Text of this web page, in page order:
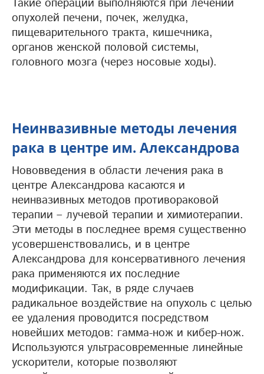
Такие операции выполняются при лечении
опухолей печени, почек, желудка,
пищеварительного тракта, кишечника,
органов женской половой системы,
головного мозга (через носовые ходы).
Неинвазивные методы лечения
рака в центре им. Александрова
Нововведения в области лечения рака в
центре Александрова касаются и
неинвазивных методов противораковой
терапии – лучевой терапии и химиотерапии.
Эти методы в последнее время существенно
усовершенствовались, и в центре
Александрова для консервативного лечения
рака применяются их последние
модификации. Так, в ряде случаев
радикальное воздействие на опухоль с целью
ее удаления проводится посредством
новейших методов: гамма-нож и кибер-нож.
Используются ультрасовременные линейные
ускорители, которые позволяют